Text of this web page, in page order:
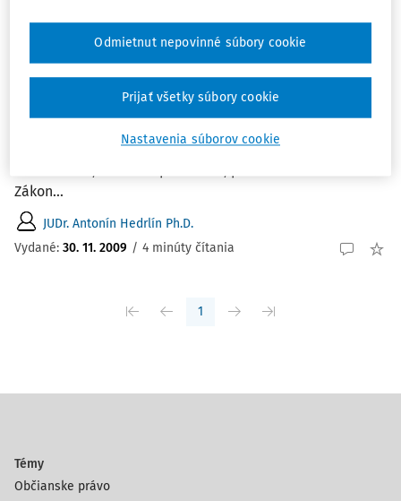
Zdeněk Vaníček, Zákon o elektronických
komunikacích, komentář. Praha: Linde,
2008
Zdeněk Vaníček, Zákon o elektronických komunikacích,
advokát Na sklonku roku 2008 vydalo nakladatelství
Zákon...
JUDr. Antonín Hedrlín Ph.D.
Vydané: 30. 11. 2009 / 4 minúty čítania
1
Témy
Občianske právo
Nastavenia súborov cookie
Odmietnut nepovinné súbory cookie
Prijať všetky súbory cookie